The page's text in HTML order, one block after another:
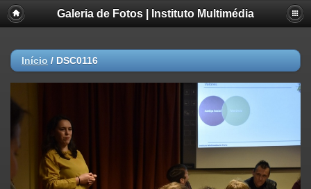
Galeria de Fotos | Instituto Multimédia
Início / DSC0116